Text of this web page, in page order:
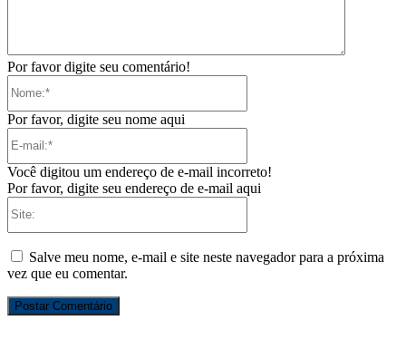
Por favor digite seu comentário!
Por favor, digite seu nome aqui
Você digitou um endereço de e-mail incorreto!
Por favor, digite seu endereço de e-mail aqui
Salve meu nome, e-mail e site neste navegador para a próxima
vez que eu comentar.